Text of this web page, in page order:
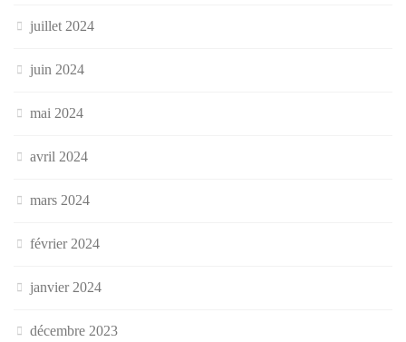
juillet 2024
juin 2024
mai 2024
avril 2024
mars 2024
février 2024
janvier 2024
décembre 2023